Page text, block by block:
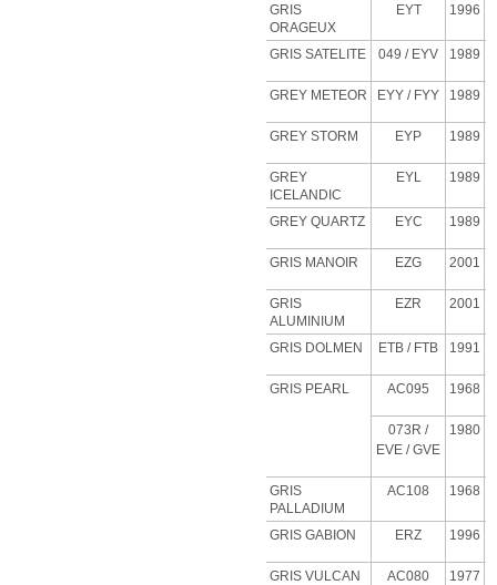
GRIS
ORAGEUX
EYT 1996
GRIS SATELITE 049 / EYV 1989
GREY METEOR EYY / FYY 1989
GREY STORM EYP 1989
GREY
ICELANDIC
EYL 1989
GREY QUARTZ EYC 1989
GRIS MANOIR EZG 2001
GRIS
ALUMINIUM
EZR 2001
GRIS DOLMEN ETB / FTB 1991
GRIS PEARL AC095 1968
073R /
EVE / GVE
1980
GRIS
PALLADIUM
AC108 1968
GRIS GABION ERZ 1996
GRIS VULCAN AC080 1977